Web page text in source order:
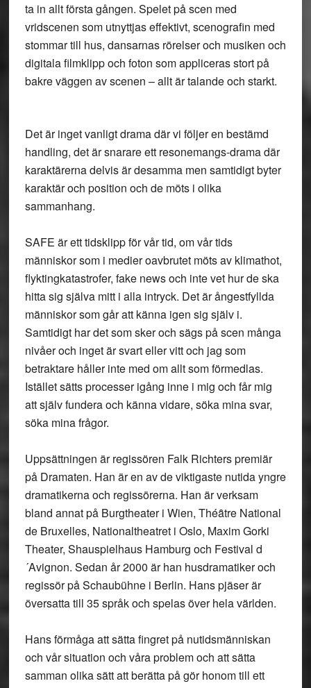
ta in allt första gången. Spelet på scen med
vridscenen som utnyttjas effektivt, scenografin med
stommar till hus, dansarnas rörelser och musiken och
digitala filmklipp och foton som appliceras stort på
bakre väggen av scenen – allt är talande och starkt.
Det är inget vanligt drama där vi följer en bestämd
handling, det är snarare ett resonemangs-drama där
karaktärerna delvis är desamma men samtidigt byter
karaktär och position och de möts i olika
sammanhang.
SAFE är ett tidsklipp för vår tid, om vår tids
människor som i medier oavbrutet möts av klimathot,
flyktingkatastrofer, fake news och inte vet hur de ska
hitta sig själva mitt i alla intryck. Det är ångestfyllda
människor som går att känna igen sig själv i.
Samtidigt har det som sker och sägs på scen många
nivåer och inget är svart eller vitt och jag som
betraktare håller inte med om allt som förmedlas.
Istället sätts processer igång inne i mig och får mig
att själv fundera och känna vidare, söka mina svar,
söka mina frågor.
Uppsättningen är regissören Falk Richters premiär
på Dramaten. Han är en av de viktigaste nutida yngre
dramatikerna och regissörerna. Han är verksam
bland annat på Burgtheater i Wien, Théȃtre National
de Bruxelles, Nationaltheatret i Oslo, Maxim Gorki
Theater, Shauspielhaus Hamburg och Festival d
´Avignon. Sedan år 2000 är han husdramatiker och
regissör på Schaubühne i Berlin. Hans pjäser är
översatta till 35 språk och spelas över hela världen.
Hans förmåga att sätta fingret på nutidsmänniskan
och vår situation och våra problem och att sätta
samman olika sätt att berätta på gör honom till ett